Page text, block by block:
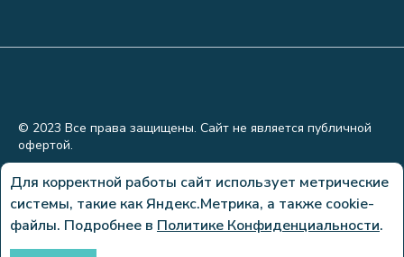
© 2023 Все права защищены. Сайт не является публичной
офертой.
Политика конфиденциальности
Сделано в
Для корректной работы сайт использует метрические
системы, такие как Яндекс.Метрика, а также cookie-
файлы. Подробнее в Политике Конфиденциальности.